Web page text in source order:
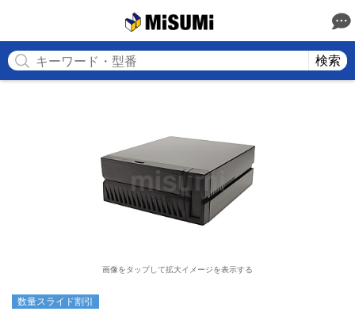
検索
画像をタップして拡大イメージを表示する
数量スライド割引